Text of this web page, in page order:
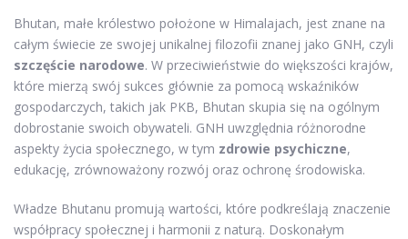
Bhutan, małe królestwo położone w Himalajach, jest znane na
całym świecie ze swojej unikalnej filozofii znanej jako GNH, czyli
szczęście narodowe. W przeciwieństwie do większości krajów,
które mierzą swój sukces głównie za pomocą wskaźników
gospodarczych, takich jak PKB, Bhutan skupia się na ogólnym
dobrostanie swoich obywateli. GNH uwzględnia różnorodne
aspekty życia społecznego, w tym zdrowie psychiczne,
edukację, zrównoważony rozwój oraz ochronę środowiska.
Władze Bhutanu promują wartości, które podkreślają znaczenie
współpracy społecznej i harmonii z naturą. Doskonałym